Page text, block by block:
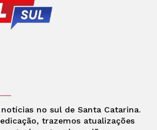
no sul de Santa Catarina.
trazemos atualizações